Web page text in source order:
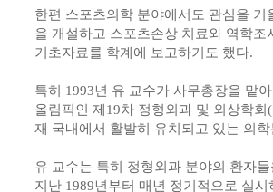
한편 스포츠의학 분야에서도 관심을
을 개설하고 스포츠손상 치료와 역학
기초자료를 학계에 보고하기도 했다.
특히 1993년 유 교수가 사무총장을 맡
올림픽인 제19차 정형외과 및 외상학
재 국내에서 활발히 유치되고 있는 의
유 교수는 특히 정형외과 분야의 환자
지난 1989년부터 매년 정기적으로 실